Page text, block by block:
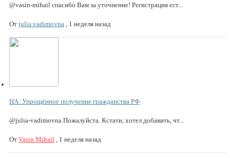
@vasin-mihail спасибо Вам за уточнение! Регистрация ест...
От julia.vadimovna , 1 неделя назад
НА: Упрощённое получение гражданства РФ
@julia-vadimovna Пожалуйста. Кстати, хотел добавить, чт...
От Vasin Mihail , 1 неделя назад